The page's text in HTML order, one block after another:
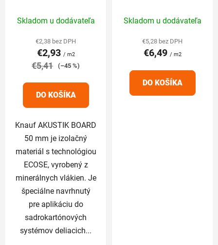
hodnotenie
produktu
je
5,0
5
hviezdičiek.
Skladom u dodávateľa
€2,38 bez DPH
€2,93 / m2
€5,41 (–45 %)
DO KOŠÍKA
Knauf AKUSTIK BOARD
50 mm je izolačný
materiál s technológiou
ECOSE, vyrobený z
minerálnych vlákien. Je
špeciálne navrhnutý
pre aplikáciu do
sadrokartónových
systémov deliacich...
hodnotenie
produktu
je
z
Skladom u dodávateľa
€5,28 bez DPH
€6,49 / m2
DO KOŠÍKA